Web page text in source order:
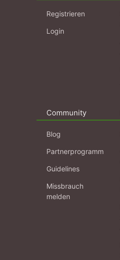
Registrieren
Login
Community
Blog
Partnerprogramm
Guidelines
Missbrauch
melden